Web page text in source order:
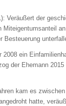
Veräußert der
Besteuerung
ein
der Ehemann
kam es
hatte,